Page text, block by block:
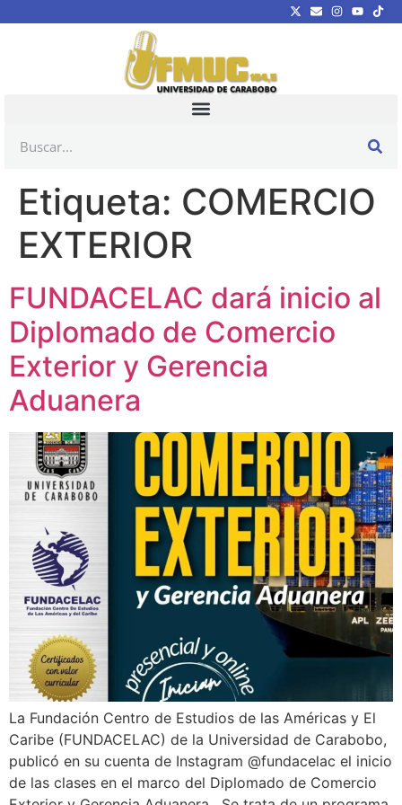
Etiqueta: COMERCIO
EXTERIOR
FUNDACELAC dará inicio al
Diplomado de Comercio
Exterior y Gerencia
Aduanera
La Fundación Centro de Estudios de las Américas y El
Caribe (FUNDACELAC) de la Universidad de Carabobo,
publicó en su cuenta de Instagram @fundacelac el inicio
de las clases en el marco del Diplomado de Comercio